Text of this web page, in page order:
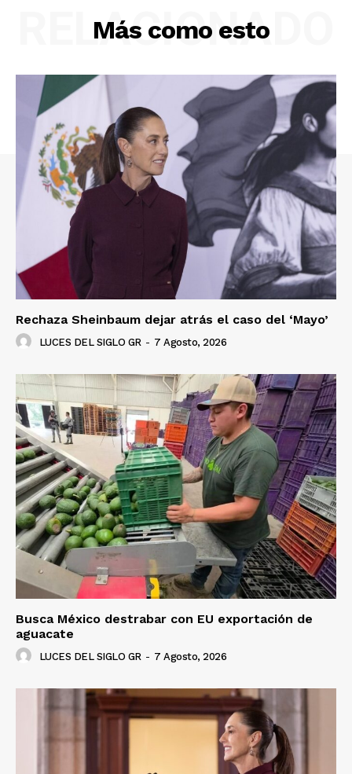
Más como esto
RELACIONADO
Rechaza Sheinbaum dejar atrás el caso del ‘Mayo’
LUCES DEL SIGLO GR - 7 Agosto, 2026
Busca México destrabar con EU exportación de
aguacate
LUCES DEL SIGLO GR - 7 Agosto, 2026